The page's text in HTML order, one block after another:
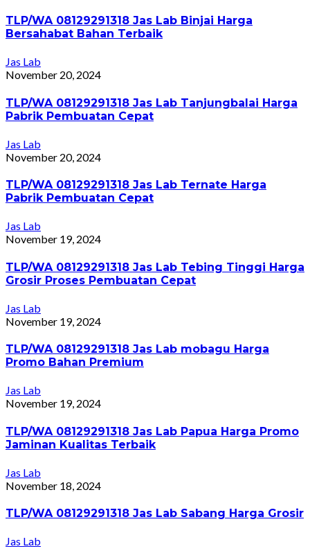
TLP/WA 08129291318 Jas Lab Binjai Harga
Bersahabat Bahan Terbaik
Jas Lab
November 20, 2024
TLP/WA 08129291318 Jas Lab Tanjungbalai Harga
Pabrik Pembuatan Cepat
Jas Lab
November 20, 2024
TLP/WA 08129291318 Jas Lab Ternate Harga
Pabrik Pembuatan Cepat
Jas Lab
November 19, 2024
TLP/WA 08129291318 Jas Lab Tebing Tinggi Harga
Grosir Proses Pembuatan Cepat
Jas Lab
November 19, 2024
TLP/WA 08129291318 Jas Lab mobagu Harga
Promo Bahan Premium
Jas Lab
November 19, 2024
TLP/WA 08129291318 Jas Lab Papua Harga Promo
Jaminan Kualitas Terbaik
Jas Lab
November 18, 2024
TLP/WA 08129291318 Jas Lab Sabang Harga Grosir
Jas Lab